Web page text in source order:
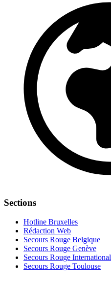
Sections
Hotline Bruxelles
Rédaction Web
Secours Rouge Belgique
Secours Rouge Genève
Secours Rouge International
Secours Rouge Toulouse